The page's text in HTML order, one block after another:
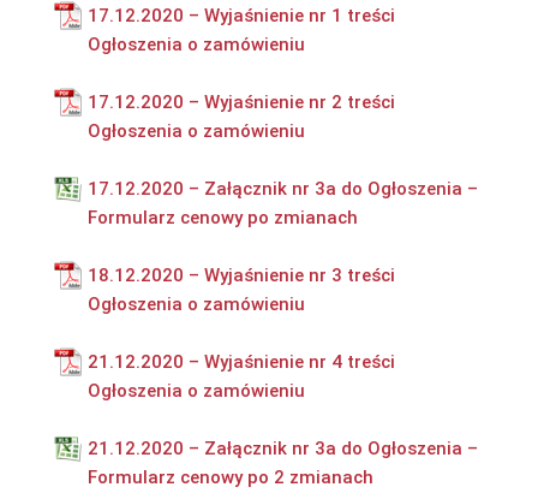
17.12.2020 – Wyjaśnienie nr 1 treści
Ogłoszenia o zamówieniu
17.12.2020 – Wyjaśnienie nr 2 treści
Ogłoszenia o zamówieniu
17.12.2020 – Załącznik nr 3a do Ogłoszenia –
Formularz cenowy po zmianach
18.12.2020 – Wyjaśnienie nr 3 treści
Ogłoszenia o zamówieniu
21.12.2020 – Wyjaśnienie nr 4 treści
Ogłoszenia o zamówieniu
21.12.2020 – Załącznik nr 3a do Ogłoszenia –
Formularz cenowy po 2 zmianach